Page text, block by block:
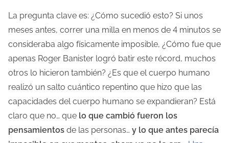
n
t
r
a
d
a
La pregunta clave es: ¿Cómo sucedió esto? Si unos
meses antes, correr una milla en menos de 4 minutos se
consideraba algo físicamente imposible, ¿Cómo fue que
apenas Roger Banister logró batir este récord, muchos
otros lo hicieron también? ¿Es que el cuerpo humano
realizó un salto cuántico repentino que hizo que las
capacidades del cuerpo humano se expandieran? Está
claro que no… que lo que cambió fueron los
pensamientos de las personas… y lo que antes parecía